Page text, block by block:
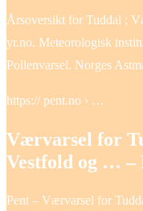
Årsoversikt for Tuddal ;
yr.no. Meteorologisk
Pollenvarsel. Norges
https:// pent.no › …
Værvarsel for
Vestfold og … –
Pent – Værvarsel for